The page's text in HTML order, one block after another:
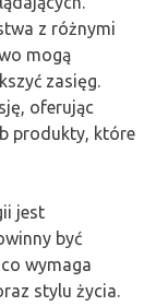
z różnymi
mogą
zasięg.
oferując
produkty, które
jest
być
wymaga
stylu życia.